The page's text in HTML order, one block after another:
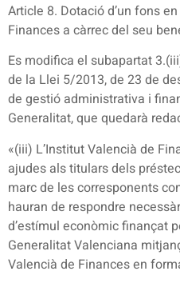
Article 8. Dotació d’un fons
Finances a càrrec del seu
Es modifica el subapartat
de la Llei 5/2013, de 23 de
de gestió administrativa i
Generalitat, que quedarà
«(iii) L’Institut Valencià de
ajudes als titulars dels
marc de les corresponents
hauran de respondre
d’estímul econòmic finançat
Generalitat Valenciana
Valencià de Finances en